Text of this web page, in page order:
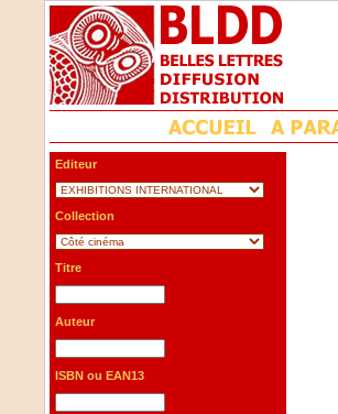
Editeur
Collection
Titre
Auteur
ISBN ou EAN13